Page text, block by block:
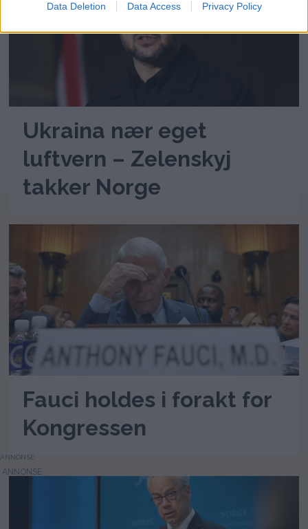
Data Deletion Data Access Privacy Policy
Ukraina nær eget
luftvern – Zelenskyj
takker Norge
Fauci holdes i forakt for
Kongressen
ANNONSE